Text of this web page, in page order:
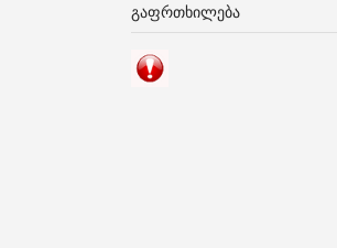
ᲒᲐᲤᲠᲗᲮᲘᲚᲔᲑᲐ